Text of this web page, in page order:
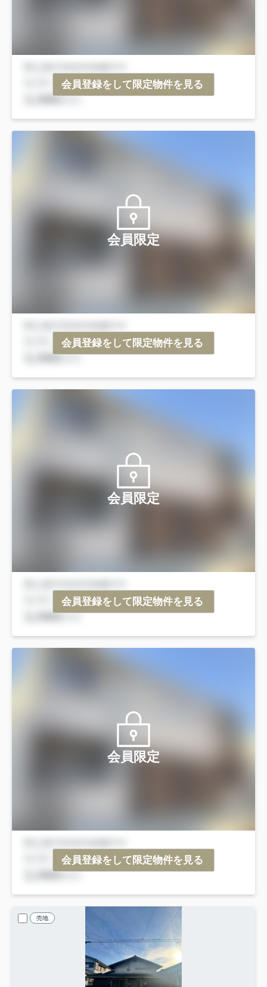
会員登録をして限定物件を見る
会員限定
会員登録をして限定物件を見る
会員限定
会員登録をして限定物件を見る
会員限定
会員登録をして限定物件を見る
売地